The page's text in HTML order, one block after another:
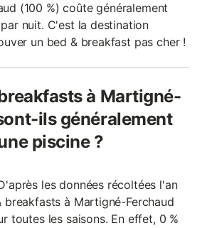
(100 %) coûte généralement
nuit. C'est la destination
un bed & breakfast pas cher !
à Martigné-
ils généralement
piscine ?
les données récoltées l'an
breakfasts à Martigné-Ferchaud
toutes les saisons. En effet, 0 %